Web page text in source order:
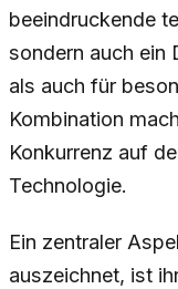
beeindruckende
sondern auch ein
als auch für
Kombination
Konkurrenz auf
Technologie.
Ein zentraler
auszeichnet, ist